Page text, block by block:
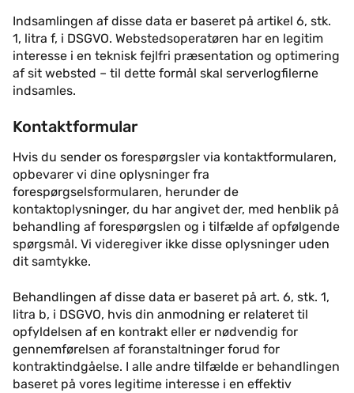
Indsamlingen af disse data er baseret på artikel 6, stk.
1, litra f, i DSGVO. Webstedsoperatøren har en legitim
interesse i en teknisk fejlfri præsentation og optimering
af sit websted – til dette formål skal serverlogfilerne
indsamles.
Kontaktformular
Hvis du sender os forespørgsler via kontaktformularen,
opbevarer vi dine oplysninger fra
forespørgselsformularen, herunder de
kontaktoplysninger, du har angivet der, med henblik på
behandling af forespørgslen og i tilfælde af opfølgende
spørgsmål. Vi videregiver ikke disse oplysninger uden
dit samtykke.
Behandlingen af disse data er baseret på art. 6, stk. 1,
litra b, i DSGVO, hvis din anmodning er relateret til
opfyldelsen af en kontrakt eller er nødvendig for
gennemførelsen af foranstaltninger forud for
kontraktindgåelse. I alle andre tilfælde er behandlingen
baseret på vores legitime interesse i en effektiv